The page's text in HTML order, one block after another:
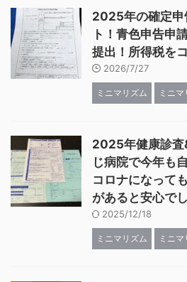
2025年の確定申
ト！青色申告申
提出！所得税を
2026/7/27
ミニマリズム ミニ
2025年健康診査
じ病院で今年も
コロナになって
があると安心で
2025/12/18
ミニマリズム ミニ